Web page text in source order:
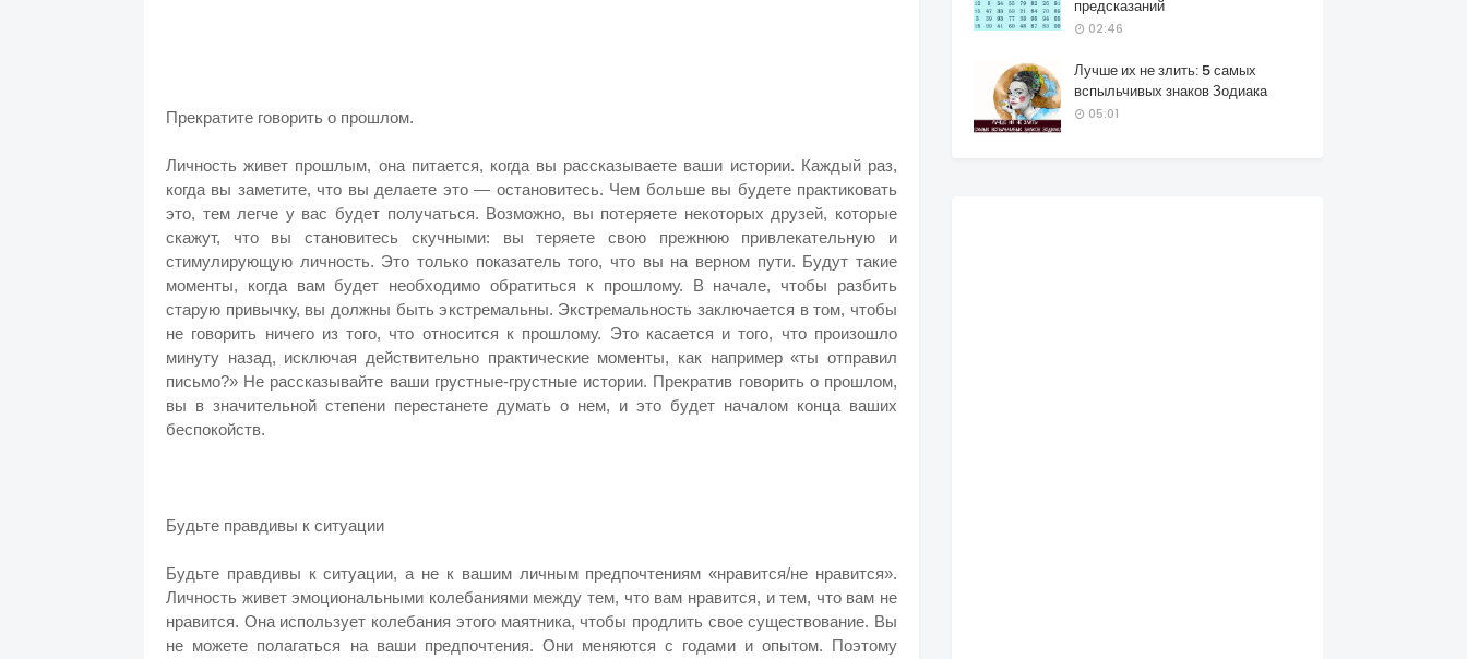
Прекратите говорить о прошлом.
Личность живет прошлым, она питается, когда вы рассказываете ваши истории. Каждый раз,
когда вы заметите, что вы делаете это — остановитесь. Чем больше вы будете практиковать
это, тем легче у вас будет получаться. Возможно, вы потеряете некоторых друзей, которые
скажут, что вы становитесь скучными: вы теряете свою прежнюю привлекательную и
стимулирующую личность. Это только показатель того, что вы на верном пути. Будут такие
моменты, когда вам будет необходимо обратиться к прошлому. В начале, чтобы разбить
старую привычку, вы должны быть экстремальны. Экстремальность заключается в том, чтобы
не говорить ничего из того, что относится к прошлому. Это касается и того, что произошло
минуту назад, исключая действительно практические моменты, как например «ты отправил
письмо?» Не рассказывайте ваши грустные-грустные истории. Прекратив говорить о прошлом,
вы в значительной степени перестанете думать о нем, и это будет началом конца ваших
беспокойств.
Будьте правдивы к ситуации
Будьте правдивы к ситуации, а не к вашим личным предпочтениям «нравится/не нравится».
Личность живет эмоциональными колебаниями между тем, что вам нравится, и тем, что вам не
нравится. Она использует колебания этого маятника, чтобы продлить свое существование. Вы
не можете полагаться на ваши предпочтения. Они меняются с годами и опытом. Поэтому
предсказаний
02:46
Лучше их не злить: 5 самых
вспыльчивых знаков Зодиака
05:01